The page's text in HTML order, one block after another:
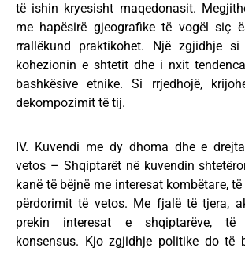
të ishin kryesisht maqedonasit.
me hapësirë gjeografike të vogël siç
rrallëkund praktikohet. Një zgjidhje
kohezionin e shtetit dhe i nxit
bashkësive etnike. Si rrjedhojë,
dekompozimit të tij.
IV. Kuvendi me dy dhoma dhe e
vetos – Shqiptarët në kuvendin
kanë të bëjnë me interesat kombëtare,
përdorimit të vetos. Me fjalë të tjera,
prekin interesat e shqiptarëve, të
konsensus. Kjo zgjidhje politike do të